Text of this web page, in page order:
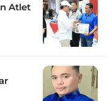
Atlet